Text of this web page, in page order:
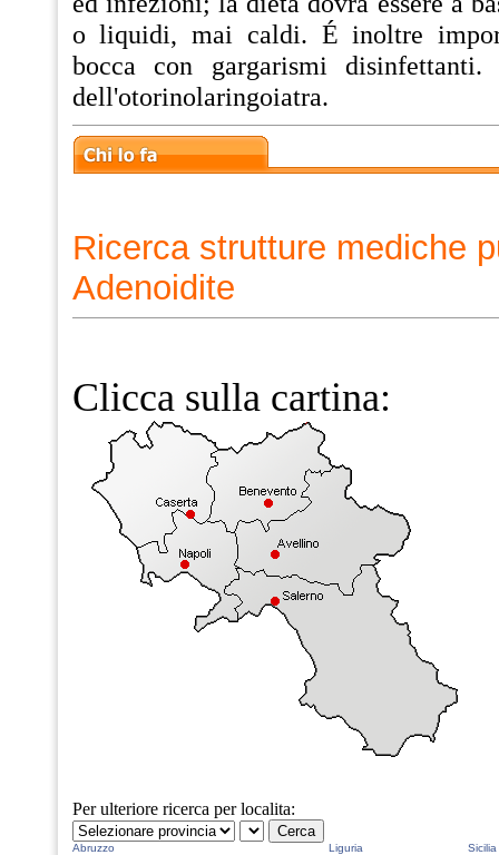
o liquidi, mai caldi. É inoltre
bocca con gargarismi
dell'otorinolaringoiatra.
Ricerca strutture mediche
Adenoidite
Clicca sulla cartina:
Per ulteriore ricerca per localita:
Abruzzo Liguria
Sicilia